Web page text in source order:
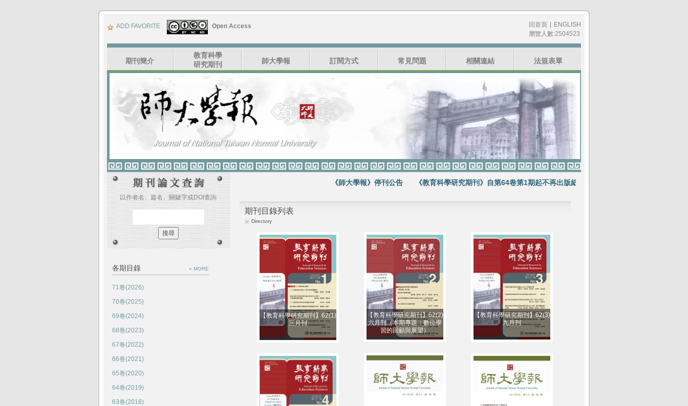
ADD FAVORITE Open Access 回首頁
ENGLISH
瀏覽人數:2504523
期刊簡介
教育科學
研究期刊
師大學報 訂閱方式 常見問題 相關連結 法規表單
以作者名、篇名、關鍵字或DOI查詢
各期目錄 » MORE
71卷(2026)
70卷(2025)
69卷(2024)
68卷(2023)
67卷(2022)
66卷(2021)
65卷(2020)
64卷(2019)
63卷(2018)
《師大學報》停刊公告 《教育科學研究期刊》自第64卷第1期起不再出版紙本期刊
期刊目錄列表
Directory
【教育科學研究期刊】62(1)
三月刊
【教育科學研究期刊】62(2)
六月刊（本期專題：數位學
習的回顧與展望）
【教育科學研究期刊】62(3)
九月刊